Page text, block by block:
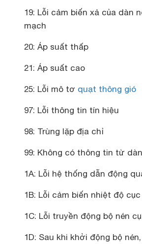
19: Lỗi cảm biến xả của dàn
mạch
20: Áp suất thấp
21: Áp suất cao
25: Lỗi mô tơ quạt thông gió
97: Lỗi thông tin tín hiệu
98: Trùng lặp địa chỉ
99: Không có thông tin từ
1A: Lỗi hệ thống dẫn động
1B: Lỗi cảm biến nhiệt độ
1C: Lỗi truyền động bộ nén
1D: Sau khi khởi động bộ